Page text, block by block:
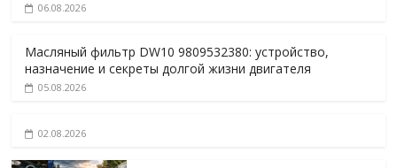
06.08.2026
Масляный фильтр DW10 9809532380: устройство,
назначение и секреты долгой жизни двигателя
05.08.2026
02.08.2026